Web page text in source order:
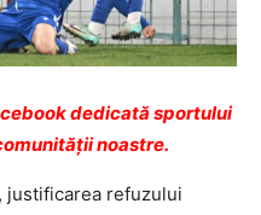
dedicată sportului
noastre.
justificarea refuzului